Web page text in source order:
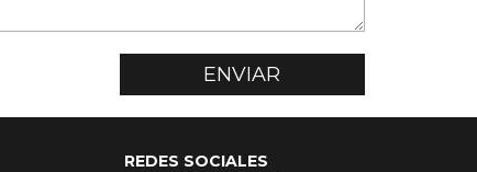
REDES SOCIALES